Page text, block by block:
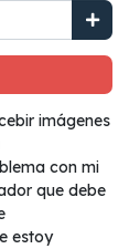
imágenes
con mi
que debe
estoy